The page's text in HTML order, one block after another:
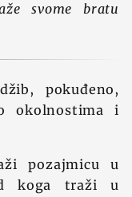
svome bratu
pokuđeno,
okolnostima i
pozajmicu u
koga traži u